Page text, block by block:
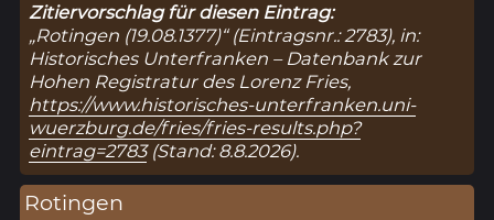
Zitiervorschlag für diesen Eintrag:
„Rotingen (19.08.1377)“ (Eintragsnr.: 2783), in:
Historisches Unterfranken – Datenbank zur
Hohen Registratur des Lorenz Fries,
https://www.historisches-unterfranken.uni-
wuerzburg.de/fries/fries-results.php?
eintrag=2783(Stand: 8.8.2026).
Rotingen